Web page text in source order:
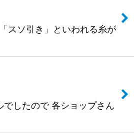
スソ引き」といわれる糸が
したので 各ショップさん